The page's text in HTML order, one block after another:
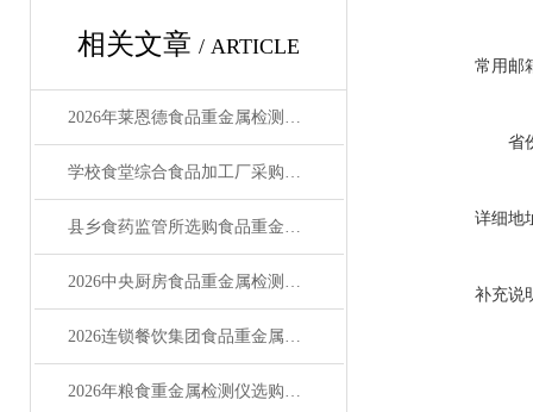
相关文章 / ARTICLE
2026年莱恩德食品重金属检测仪全系列实测盘点
学校食堂综合食品加工厂采购必读：食品重金属检测仪怎么选
县乡食药监管所选购食品重金属检测仪的科学指南
2026中央厨房食品重金属检测仪选型指南
2026连锁餐饮集团食品重金属检测仪行业调查
2026年粮食重金属检测仪选购指南与主流厂商解析
常用邮
省
详细地
补充说